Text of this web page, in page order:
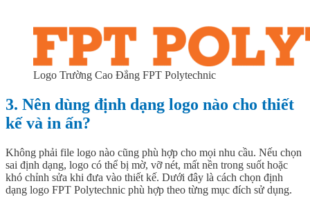
Logo Trường Cao Đẳng FPT Polytechnic
3. Nên dùng định dạng logo nào cho thiết
kế và in ấn?
Không phải file logo nào cũng phù hợp cho mọi nhu cầu. Nếu chọn
sai định dạng, logo có thể bị mờ, vỡ nét, mất nền trong suốt hoặc
khó chỉnh sửa khi đưa vào thiết kế. Dưới đây là cách chọn định
dạng logo FPT Polytechnic phù hợp theo từng mục đích sử dụng.